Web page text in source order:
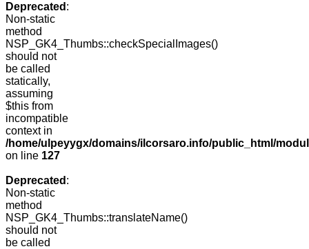
Deprecated :
Non-static
method
NSP_GK4_Thumbs::checkSpecialImages()
should not
be called
statically,
assuming
$this from
incompatible
context in
/home/ulpeyygx/domains/ilcorsaro.info/public_html/
on line 127
Deprecated :
Non-static
method
NSP_GK4_Thumbs::translateName()
should not
be called